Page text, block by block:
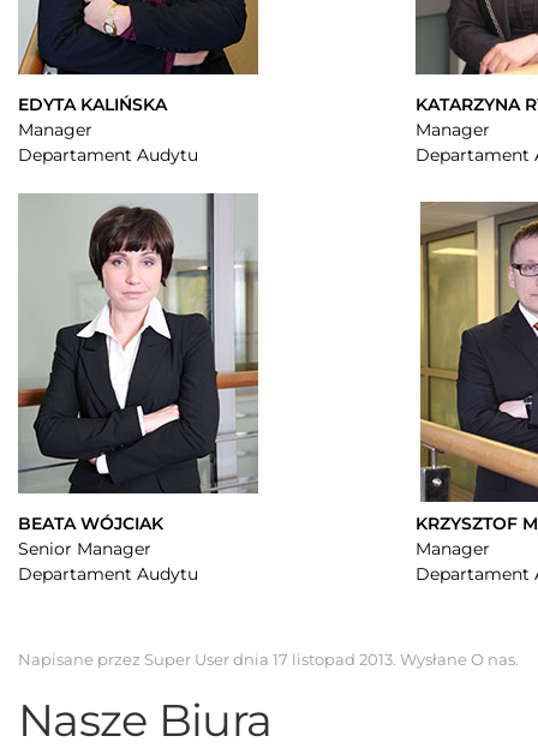
EDYTA KALIŃSKA
Manager
Departament Audytu
KATARZYNA
Manager
Departament
BEATA WÓJCIAK
Senior Manager
Departament Audytu
KRZYSZTOF
Manager
Departament
Napisane przez Super User dnia 17 listopad 2013. Wysłane O nas.
Nasze Biura